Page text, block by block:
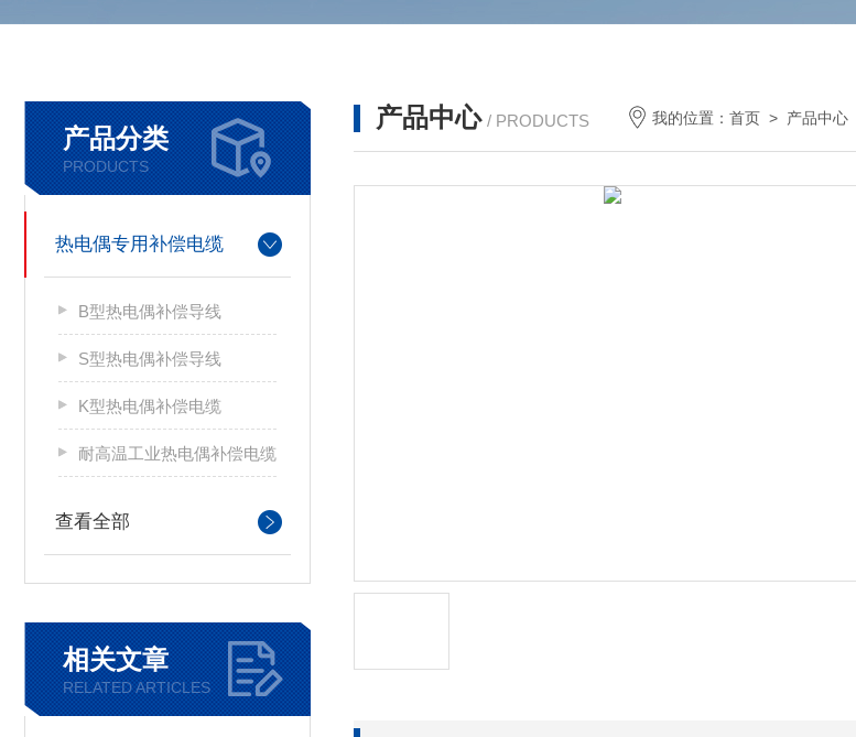
产品分类
PRODUCTS
热电偶专用补偿电缆
B型热电偶补偿导线
S型热电偶补偿导线
K型热电偶补偿电缆
耐高温工业热电偶补偿电缆
查看全部
相关文章
RELATED ARTICLES
产品中心 / PRODUCTS 我的位置：首页 > 产品中心